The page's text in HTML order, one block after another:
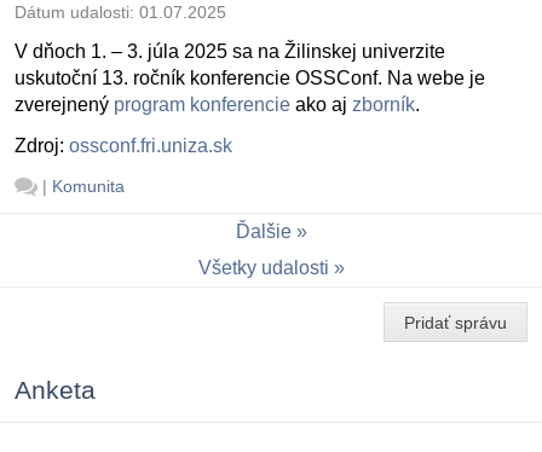
Dátum udalosti: 01.07.2025
V dňoch 1. – 3. júla 2025 sa na Žilinskej univerzite
uskutoční 13. ročník konferencie OSSConf. Na webe je
zverejnený program konferencie ako aj zborník.
Zdroj: ossconf.fri.uniza.sk
| Komunita
Ďalšie
Všetky udalosti
Pridať správu
Anketa